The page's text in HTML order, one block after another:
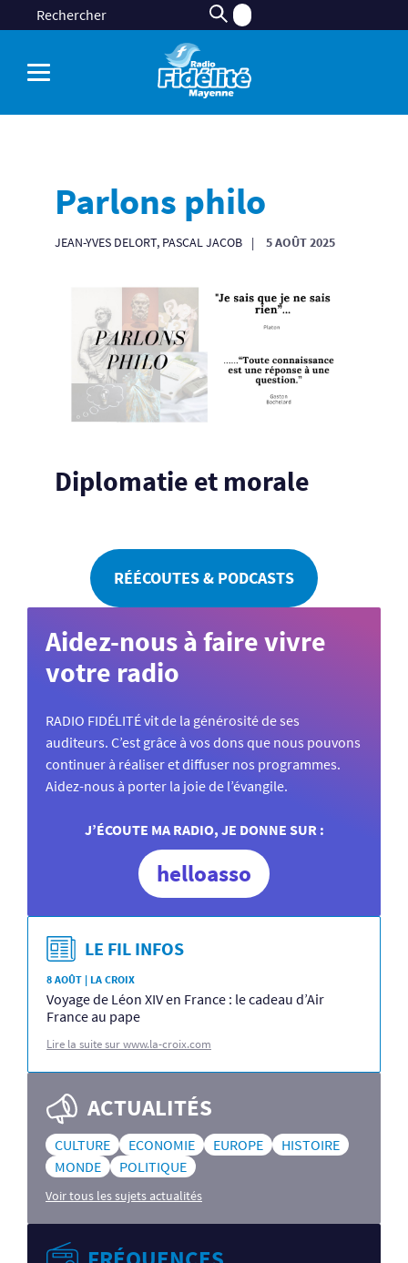
Parlons philo
JEAN-YVES DELORT, PASCAL JACOB 5 AOÛT 2025
Diplomatie et morale
RÉÉCOUTES & PODCASTS
Aidez-nous à faire vivre
votre radio
RADIO FIDÉLITÉ vit de la générosité de ses
auditeurs. C’est grâce à vos dons que nous pouvons
continuer à réaliser et diffuser nos programmes.
Aidez-nous à porter la joie de l’évangile.
J’ÉCOUTE MA RADIO, JE DONNE SUR :
helloasso
LE FIL INFOS
8 AOÛT | LA CROIX
Voyage de Léon XIV en France : le cadeau d’Air
France au pape
Lire la suite sur www.la-croix.com
ACTUALITÉS
CULTURE ECONOMIE EUROPE
HISTOIRE
MONDE
POLITIQUE
Voir tous les sujets actualités